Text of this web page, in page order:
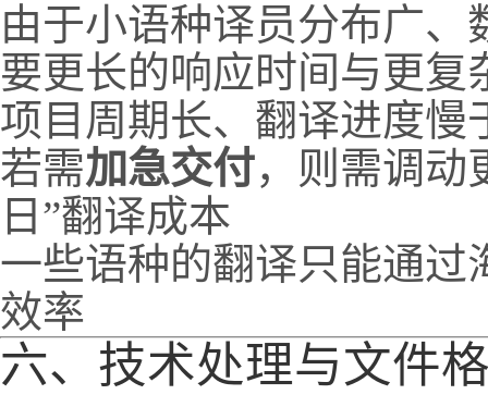
由于小语种译员分布广
要更长的响应时间与更复
项目周期长、翻译进度慢
若需加急交付，则需调动
日”翻译成本
一些语种的翻译只能通过
效率
六、技术处理与文件